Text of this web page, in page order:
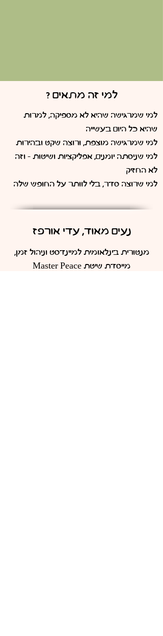
למי זה מתאים ?
למי שמרגישה שהיא לא מספיקה, למרות
שהיא כל היום בעשייה
למי שמרגישה מוצפת, ורוצה שקט ובהירות
למי שניסתה יומנים, אפליקציות ושיטות - וזה
לא החזיק
למי שרוצה סדר, בלי לוותר על החופש שלה
נעים מאוד, עדי אורפז
מנטורית בינלאומית למיינדסט וניהול זמן,
מייסדת שיטת Master Peace